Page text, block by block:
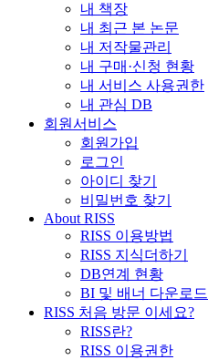
내 책장
내 최근 본 논문
내 저작물관리
내 구매·신청 현황
내 서비스 사용권한
내 관심 DB
회원서비스
회원가입
로그인
아이디 찾기
비밀번호 찾기
About RISS
RISS 이용방법
RISS 지식더하기
DB연계 현황
BI 및 배너 다운로드
RISS 처음 방문 이세요?
RISS란?
RISS 이용권한